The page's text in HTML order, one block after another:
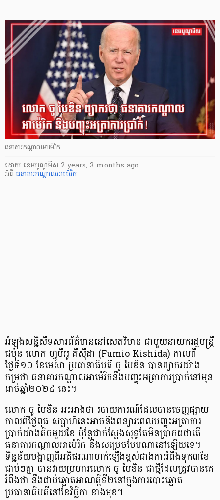
ធនាគារកណ្ដាលអាម៉េរិក
ដោយ ​ ខេមបូណូមីស 2 years, 3 months ago
អំពី ធនាគារកណ្ដាលអាម៉េរិក
អំឡុងសន្និសីទសារព័ត៌មាននៅសេតវិមាន ជាមួយនាយករដ្ឋមន្រ្តី
ជប៉ុន លោក ហ្វូមីអូ គីស៊ីដា (Fumio Kishida) កាលពី
ថ្ងៃទី១០ ខែមេសា ប្រធានាធិបតី ចូ បៃឌិន បានព្យាករយ៉ាង
កម្រថា ធនាគារកណ្ដាលអាម៉េរិកនឹងបញ្ចុះអត្រាការប្រាក់នៅមុន
ដាច់ឆ្នាំ២០២៤ នេះ។
លោក ចូ បៃឌិន អះអាងថា របាយការណ៍ដែលបានចេញផ្សាយ
កាលពីថ្ងៃពុធ សប្ដាហ៍នេះអាចនឹងពន្យារពេលបញ្ចុះអត្រាការ
ប្រាក់យ៉ាងតិចមួយខែ ប៉ុន្តែជាក់ស្ដែងសុទ្ធតែមិនប្រាកដថាតើ
ធនាគារកណ្តាលអាម៉េរិក នឹងសម្រេចបែបណានៅឡើយទេ។
ទិន្នន័យបង្ហាញពីអតិផរណាហក់ឡើងខ្ពស់ជាងការរំពឹងទុក៣ខែ
ជាប់ៗគ្នា បានវាយប្រហារលោក ចូ បៃឌិន ជាថ្មីដែលត្រូវបានគេ
រំពឹងថា នឹងជាប់ឆ្នោតអាណត្តិទី២នៅក្នុងការបោះឆ្នោត
ប្រធានាធិបតីនៅខែវិច្ឆិកា ខាងមុខ។